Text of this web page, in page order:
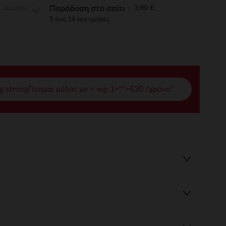
σας
Παράδοση στο σπίτι 3,90 €
5 έως 14 εργ.ημέρες
strongΓίνομαι μέλος με < wg-1="">€30 /χρόνο*